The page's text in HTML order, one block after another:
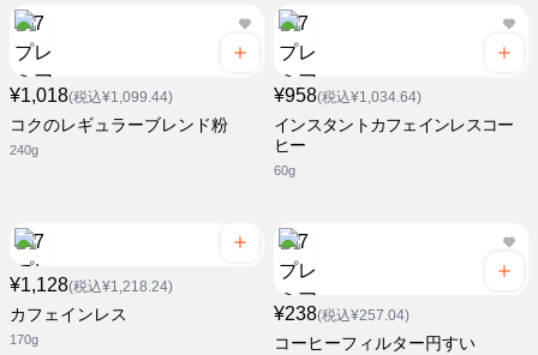
¥1,018(税込¥1,099.44)
コクのレギュラーブレンド粉
240g
¥958(税込¥1,034.64)
インスタントカフェインレスコー
ヒー
60g
¥1,128(税込¥1,218.24)
カフェインレス
170g
¥238(税込¥257.04)
コーヒーフィルター円すい